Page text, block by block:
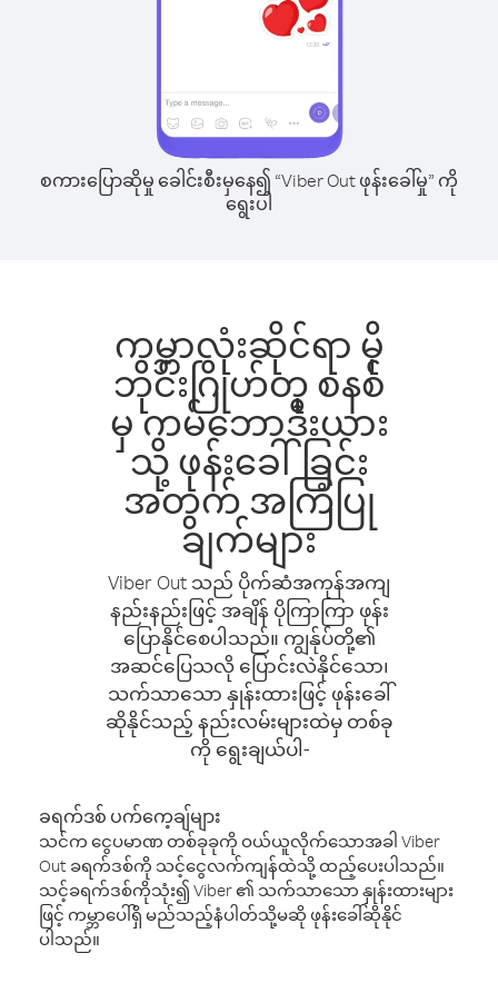
စကားပြောဆိုမှု ခေါင်းစီးမှနေ၍ “Viber Out ဖုန်းခေါ်မှု” ကို
ရွေးပါ
ကမ္ဘာလုံးဆိုင်ရာ မို
ဘိုင်းဂြိုဟ်တု စနစ်
မှ ကမ်ဘောဒီးယား
သို့ ဖုန်းခေါ်ခြင်း
အတွက် အကြံပြု
ချက်များ
Viber Out သည် ပိုက်ဆံအကုန်အကျ
နည်းနည်းဖြင့် အချိန် ပိုကြာကြာ ဖုန်း
ပြောနိုင်စေပါသည်။ ကျွန်ုပ်တို့၏
အဆင်ပြေသလို ပြောင်းလဲနိုင်သော၊
သက်သာသော နှုန်းထားဖြင့် ဖုန်းခေါ်
ဆိုနိုင်သည့် နည်းလမ်းများထဲမှ တစ်ခု
ကို ရွေးချယ်ပါ-
ခရက်ဒစ် ပက်ကေ့ချ်များ
သင်က ငွေပမာဏ တစ်ခုခုကို ဝယ်ယူလိုက်သောအခါ Viber
Out ခရက်ဒစ်ကို သင့်ငွေလက်ကျန်ထဲသို့ ထည့်ပေးပါသည်။
သင့်ခရက်ဒစ်ကိုသုံး၍ Viber ၏ သက်သာသော နှုန်းထားများ
ဖြင့် ကမ္ဘာပေါ်ရှိ မည်သည့်နံပါတ်သို့မဆို ဖုန်းခေါ်ဆိုနိုင်
ပါသည်။